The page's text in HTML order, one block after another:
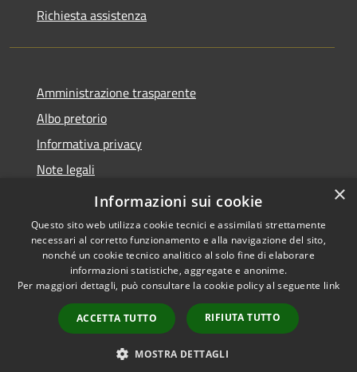
Richiesta assistenza
Amministrazione trasparente
Albo pretorio
Informativa privacy
Note legali
Dichiarazione di accessibilità
Accessibilità
Copyright © 2026 • Comune di
Agugliano • Powered by
Municipium•
Accesso
redazione
×
Informazioni sui cookie
Questo sito web utilizza cookie tecnici e assimilati strettamente
necessari al corretto funzionamento e alla navigazione del sito,
nonché un cookie tecnico analitico al solo fine di elaborare
informazioni statistiche, aggregate e anonime.
Per maggiori dettagli, può consultare la cookie policy al seguente link
ACCETTA TUTTO RIFIUTA TUTTO
MOSTRA DETTAGLI